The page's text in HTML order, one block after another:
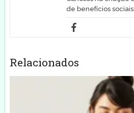
de benefícios sociais.
Relacionados